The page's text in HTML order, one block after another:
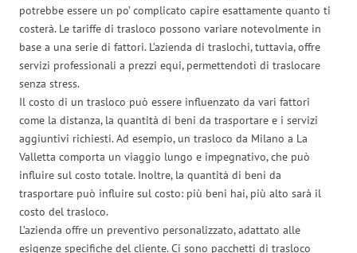
potrebbe essere un po’ complicato capire esattamente quanto ti
costerà. Le tariffe di trasloco possono variare notevolmente in
base a una serie di fattori. L’azienda di traslochi, tuttavia, offre
servizi professionali a prezzi equi, permettendoti di traslocare
senza stress.
Il costo di un trasloco può essere influenzato da vari fattori
come la distanza, la quantità di beni da trasportare e i servizi
aggiuntivi richiesti. Ad esempio, un trasloco da Milano a La
Valletta comporta un viaggio lungo e impegnativo, che può
influire sul costo totale. Inoltre, la quantità di beni da
trasportare può influire sul costo: più beni hai, più alto sarà il
costo del trasloco.
L’azienda offre un preventivo personalizzato, adattato alle
esigenze specifiche del cliente. Ci sono pacchetti di trasloco